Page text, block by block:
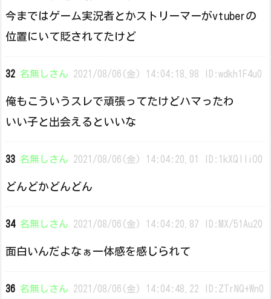
今まではゲーム実況者とかストリーマーがvtuberの
位置にいて貶されてたけど
32 名無しさん 2021/08/06(金) 14:04:18.98 ID:wdkh1F4u0
俺もこういうスレで頑張ってたけどハマったわ
いい子と出会えるといいな
33 名無しさん 2021/08/06(金) 14:04:20.01 ID:1kXQlIiO0
どんどかどんどん
34 名無しさん 2021/08/06(金) 14:04:20.87 ID:MX/51Au20
面白いんだよなぁ一体感を感じられて
36 名無しさん 2021/08/06(金) 14:04:48.22 ID:ZTrNQ+Wn0